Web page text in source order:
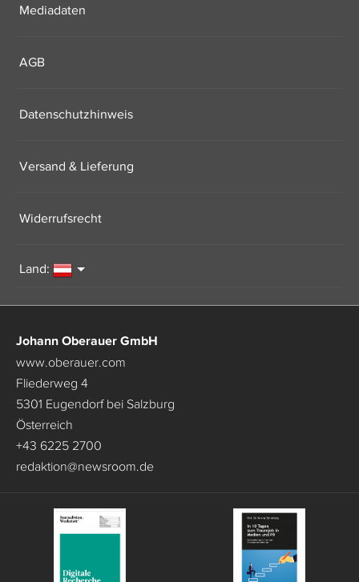
Mediadaten
AGB
Datenschutzhinweis
Versand & Lieferung
Widerrufsrecht
Land:
Johann Oberauer GmbH
www.oberauer.com
Fliederweg 4
5301 Eugendorf bei Salzburg
Österreich
+43 6225 2700
redaktion@newsroom.de